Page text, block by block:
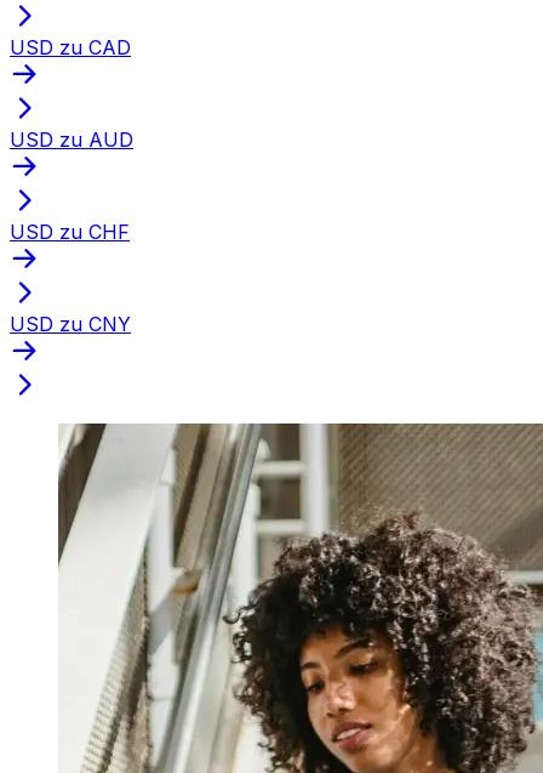
USD zu CAD
USD zu AUD
USD zu CHF
USD zu CNY